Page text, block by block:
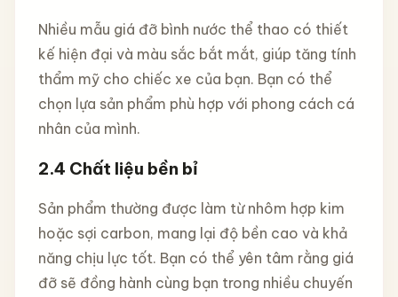
Nhiều mẫu giá đỡ bình nước thể thao có thiết
kế hiện đại và màu sắc bắt mắt, giúp tăng tính
thẩm mỹ cho chiếc xe của bạn. Bạn có thể
chọn lựa sản phẩm phù hợp với phong cách cá
nhân của mình.
2.4 Chất liệu bền bỉ
Sản phẩm thường được làm từ nhôm hợp kim
hoặc sợi carbon, mang lại độ bền cao và khả
năng chịu lực tốt. Bạn có thể yên tâm rằng giá
đỡ sẽ đồng hành cùng bạn trong nhiều chuyến